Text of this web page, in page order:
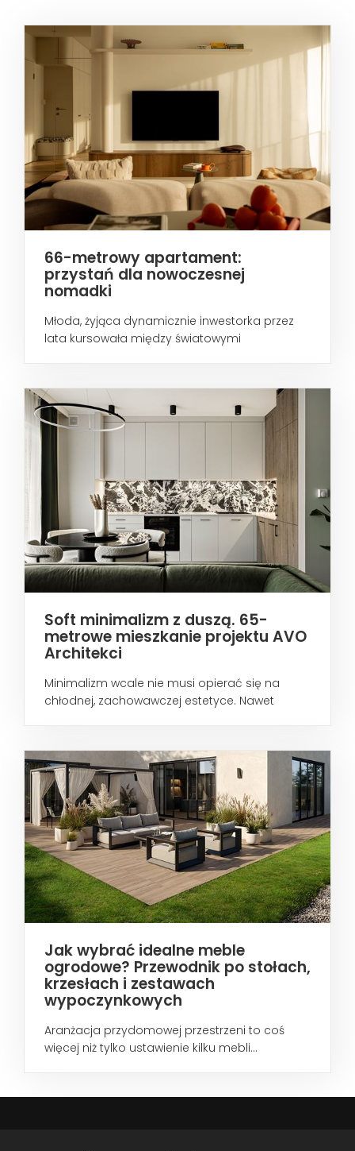
66-metrowy apartament:
przystań dla nowoczesnej
nomadki
Młoda, żyjąca dynamicznie inwestorka przez
lata kursowała między światowymi
Soft minimalizm z duszą. 65-
metrowe mieszkanie projektu AVO
Architekci
Minimalizm wcale nie musi opierać się na
chłodnej, zachowawczej estetyce. Nawet
Jak wybrać idealne meble
ogrodowe? Przewodnik po stołach,
krzesłach i zestawach
wypoczynkowych
Aranżacja przydomowej przestrzeni to coś
więcej niż tylko ustawienie kilku mebli...